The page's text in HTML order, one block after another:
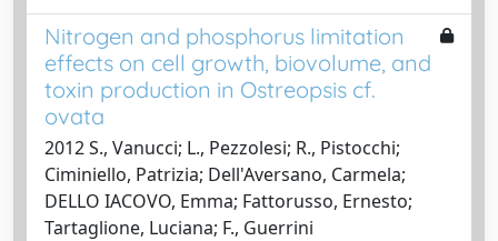
Nitrogen and phosphorus limitation
effects on cell growth, biovolume, and
toxin production in Ostreopsis cf.
ovata
2012 S., Vanucci; L., Pezzolesi; R., Pistocchi;
Ciminiello, Patrizia; Dell'Aversano, Carmela;
DELLO IACOVO, Emma; Fattorusso, Ernesto;
Tartaglione, Luciana; F., Guerrini